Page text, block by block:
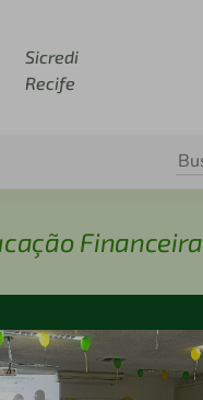
Sicredi
Recife
Financeira